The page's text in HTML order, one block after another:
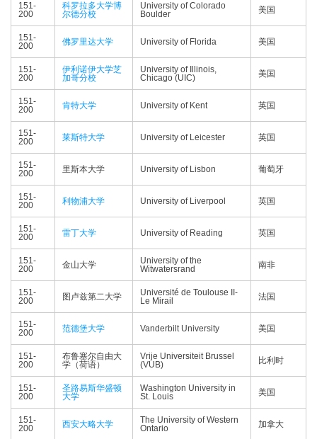
151-
200
科罗拉多大学博
尔德分校
University of Colorado
Boulder
美国
151-
200
佛罗里达大学 University of Florida 美国
151-
200
伊利诺伊大学芝
加哥分校
University of Illinois,
Chicago (UIC)
美国
151-
200
肯特大学 University of Kent 英国
151-
200
莱斯特大学 University of Leicester 英国
151-
200
里斯本大学 University of Lisbon 葡萄牙
151-
200
利物浦大学 University of Liverpool 英国
151-
200
雷丁大学 University of Reading 英国
151-
200
金山大学
University of the
Witwatersrand
南非
151-
200
图卢兹第二大学
Université de Toulouse II-
Le Mirail
法国
151-
200
范德堡大学 Vanderbilt University 美国
151-
200
布鲁塞尔自由大
学（荷语）
Vrije Universiteit Brussel
(VUB)
比利时
151-
200
圣路易斯华盛顿
大学
Washington University in
St. Louis
美国
151-
200
西安大略大学
The University of Western
Ontario
加拿大